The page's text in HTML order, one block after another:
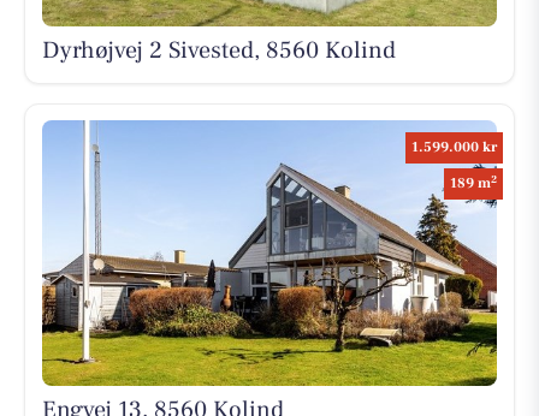
Dyrhøjvej 2 Sivested, 8560 Kolind
1.599.000 kr
189 m2
Engvej 13, 8560 Kolind